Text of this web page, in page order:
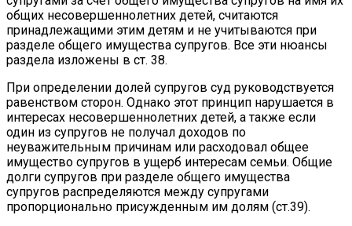
общих несовершеннолетних детей, считаются
принадлежащими этим детям и не учитываются при
разделе общего имущества супругов. Все эти нюансы
раздела изложены в ст. 38.
При определении долей супругов суд руководствуется
равенством сторон. Однако этот принцип нарушается в
интересах несовершеннолетних детей, а также если
один из супругов не получал доходов по
неуважительным причинам или расходовал общее
имущество супругов в ущерб интересам семьи. Общие
долги супругов при разделе общего имущества
супругов распределяются между супругами
пропорционально присужденным им долям (ст.39).